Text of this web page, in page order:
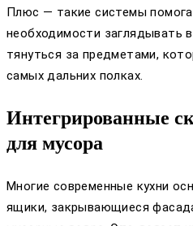
Плюс — такие системы
необходимости заглядывать
тянуться за предметами,
самых дальних полках.
Интегрированные
для мусора
Многие современные кухни
ящики, закрывающиеся